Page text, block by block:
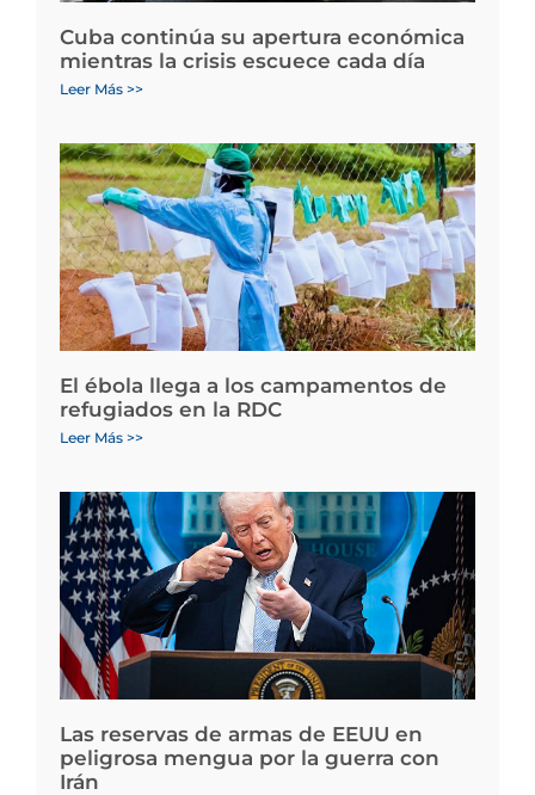
Cuba continúa su apertura económica
mientras la crisis escuece cada día
Leer Más >>
El ébola llega a los campamentos de
refugiados en la RDC
Leer Más >>
Las reservas de armas de EEUU en
peligrosa mengua por la guerra con
Irán